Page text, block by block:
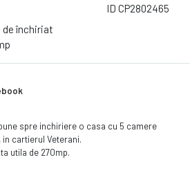
ID CP2802465
de închiriat
spre inchiriere o casa cu 5 camere
cartierul Veterani.
utila de 270mp.